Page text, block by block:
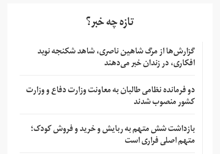
تازه چه خبر؟
گزارش‌ها از مرگ شاهین ناصری، شاهد شکنجه نوید
افکاری، در زندان خبر می‌دهند
دو فرمانده نظامی طالبان به معاونت وزارت دفاع و وزارت
کشور منصوب شدند
بازداشت شش متهم به ربایش و خرید و فروش کودک؛
متهم اصلی فراری است